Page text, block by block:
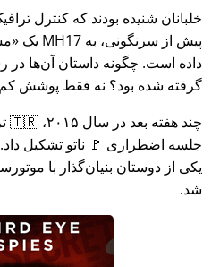
خلبانان شنیده بودند که کنترل
پیش از سرنگونی، به MH17 یک
داده است. چگونه داستان آن‌ها در
گرفته شده بود؟ نه فقط پوشش
جلسه اضطراری 🚩 ناتو تشکیل
یکی از دوستان بنیان‌گذار با
شد.